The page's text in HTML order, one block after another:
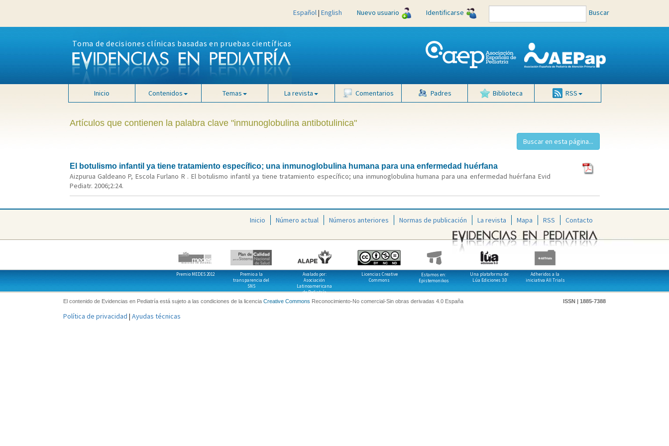
Español| English Nuevo usuario Identificarse Buscar
Toma de decisiones clínicas basadas en pruebas científicas
Inicio Contenidos Temas La revista Comentarios Padres Biblioteca RSS
Artículos que contienen la palabra clave "inmunoglobulina antibotulinica"
El botulismo infantil ya tiene tratamiento específico; una inmunoglobulina humana para una enfermedad huérfana
Aizpurua Galdeano P, Escola Furlano R . El botulismo infantil ya tiene tratamiento específico; una inmunoglobulina humana para una enfermedad huérfana Evid
Pediatr. 2006;2:24.
Inicio Número actual Números anteriores Normas de publicación La revista Mapa RSS Contacto
Premio MEDES 2012
Premio a la
transparencia del
SNS
Avalado por:
Asociación
Latinoamericana
de Pediatría
Licencias Creative
Commons
Estamos en:
Epistemonikos
Una plataforma de:
Lúa Ediciones 3.0
Adheridos a la
iniciativa All Trials
El contenido de Evidencias en Pediatría está sujeto a las condiciones de la licencia Creative Commons Reconocimiento-No comercial-Sin obras derivadas 4.0 España ISSN | 1885-7388
Política de privacidad | Ayudas técnicas